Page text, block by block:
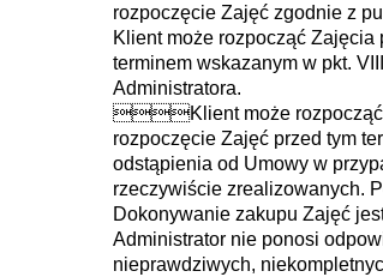
rozpoczęcie Zajęć zgodnie z
Klient może rozpocząć
terminem wskazanym w pkt.
Administratora.
Klient może rozpocząć
rozpoczęcie Zajęć przed tym
odstąpienia od Umowy w
rzeczywiście zrealizowanych.
Dokonywanie zakupu Zajęć
Administrator nie ponosi
nieprawdziwych,